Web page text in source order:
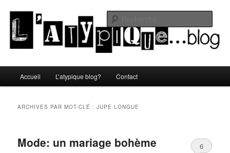
contenu
principal
contenu
secondaireL'atypique blog
principal
Accueil L’atypique blog? Contact
ARCHIVES PAR MOT-CLÉ :JUPE LONGUE
Mode: un mariage bohème 6